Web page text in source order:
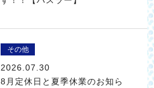
その他
2026.07.30
8月定休日と夏季休業のお知ら